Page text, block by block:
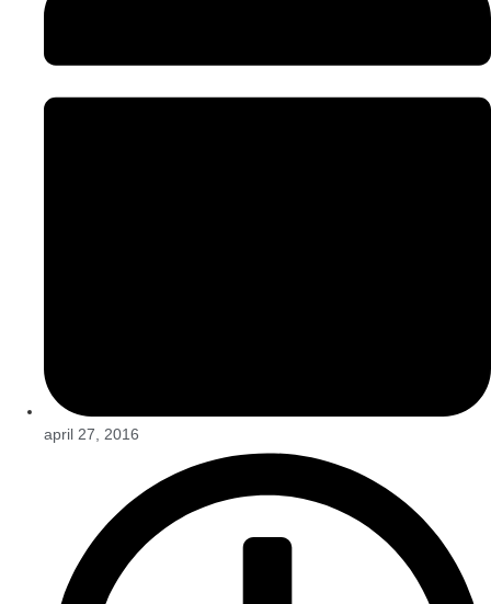
april 27, 2016